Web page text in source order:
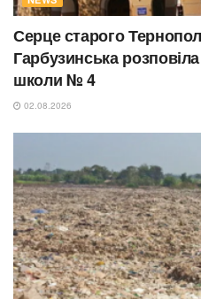
Серце старого
Гарбузинська розповіла
школи № 4
02.08.2026